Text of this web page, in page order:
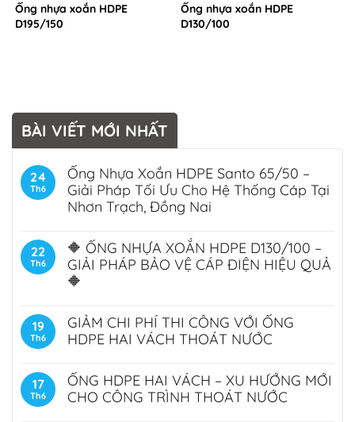
Ống nhựa xoắn HDPE
D195/150
Ống nhựa xoắn HDPE
D130/100
BÀI VIẾT MỚI NHẤT
24
Th6
Ống Nhựa Xoắn HDPE Santo 65/50 –
Giải Pháp Tối Ưu Cho Hệ Thống Cáp Tại
Nhơn Trạch, Đồng Nai
22
Th6
🔶 ỐNG NHỰA XOẮN HDPE D130/100 –
GIẢI PHÁP BẢO VỆ CÁP ĐIỆN HIỆU QUẢ
🔶
19
Th6
GIẢM CHI PHÍ THI CÔNG VỚI ỐNG
HDPE HAI VÁCH THOÁT NƯỚC
17
Th6
ỐNG HDPE HAI VÁCH – XU HƯỚNG MỚI
CHO CÔNG TRÌNH THOÁT NƯỚC